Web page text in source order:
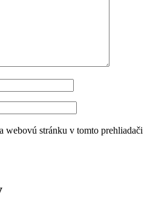
webovú stránku v tomto prehliadači